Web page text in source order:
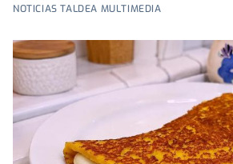
NOTICIAS TALDEA MULTIMEDIA